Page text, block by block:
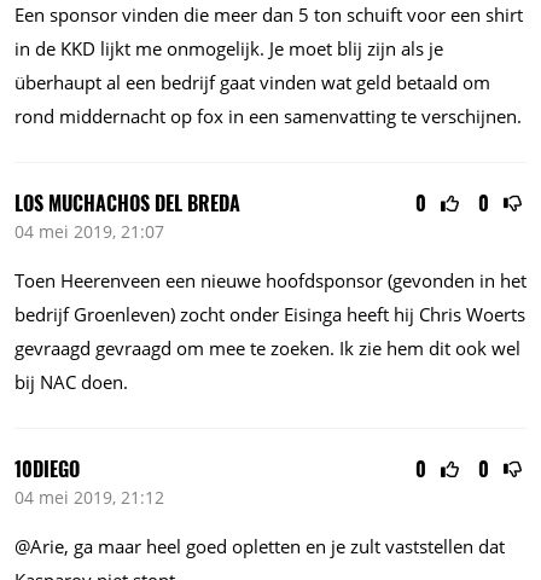
Een sponsor vinden die meer dan 5 ton schuift voor een shirt
in de KKD lijkt me onmogelijk. Je moet blij zijn als je
überhaupt al een bedrijf gaat vinden wat geld betaald om
rond middernacht op fox in een samenvatting te verschijnen.
0 0
LOS MUCHACHOS DEL BREDA
04 mei 2019, 21:07
Toen Heerenveen een nieuwe hoofdsponsor (gevonden in het
bedrijf Groenleven) zocht onder Eisinga heeft hij Chris Woerts
gevraagd gevraagd om mee te zoeken. Ik zie hem dit ook wel
bij NAC doen.
0 0
10DIEGO
04 mei 2019, 21:12
@Arie, ga maar heel goed opletten en je zult vaststellen dat